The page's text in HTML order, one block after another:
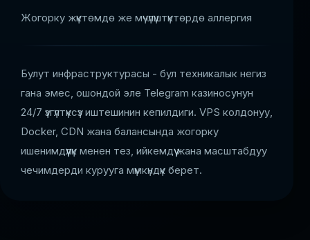
Жогорку жүктөмдө же мүчүлүштүктөрдө аллергия
Булут инфраструктурасы - бул техникалык негиз
гана эмес, ошондой эле Telegram казиносунун
24/7 үзгүлтүксүз иштешинин кепилдиги. VPS колдонуу,
Docker, CDN жана балансында жогорку
ишенимдүүлүк менен тез, ийкемдүү жана масштабдуу
чечимдерди курууга мүмкүндүк берет.